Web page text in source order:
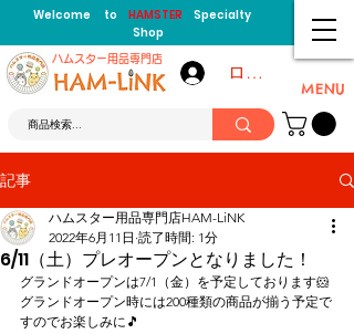
Welcome to HAMSTER Specialty
Shop
​ハムスター用品専門店
MENU
ログイン
記事
6/11（土）プレオープンとなりました！
ハムスター用品専門店HAM-LiNK
2022年6月11日 読了時間: 1分
グランドオープンは7/1（金）を予定しております🐹
グランドオープン時には200種類の商品が揃う予定で
すのでお楽しみに🎵